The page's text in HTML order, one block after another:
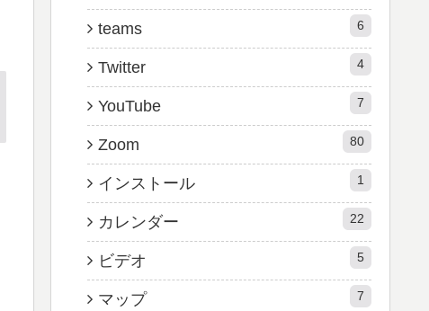
teams 6
Twitter 4
YouTube 7
Zoom 80
インストール 1
カレンダー 22
ビデオ 5
マップ 7